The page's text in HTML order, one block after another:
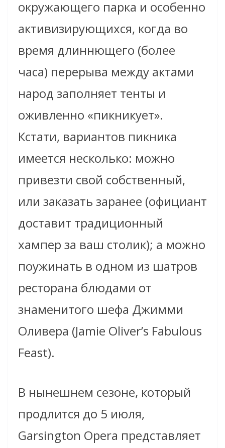
окружающего парка и особенно
активизирующихся, когда во
время длиннющего (более
часа) перерыва между актами
народ заполняет тенты и
оживленно «пикникует».
Кстати, вариантов пикника
имеется несколько: можно
привезти свой собственный,
или заказать заранее (официант
доставит традиционный
хампер за ваш столик); а можно
поужинать в одном из шатров
ресторана блюдами от
знаменитого шефа Джимми
Оливера (Jamie Oliver’s Fabulous
Feast).
В нынешнем сезоне, который
продлится до 5 июля,
Garsington Opera представляет